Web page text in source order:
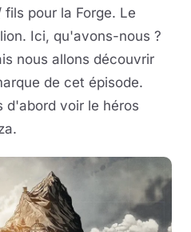
pour la Forge. Le
Ici, qu'avons-nous ?
nous allons découvrir
de cet épisode.
d'abord voir le héros